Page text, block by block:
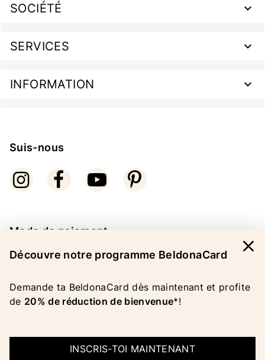
SOCIÉTÉ
SERVICES
INFORMATION
Suis-nous
Mode de paiement
MENTIONS LEGALES|CGV|PROTECTION DES
Découvre notre programme BeldonaCard
Demande ta BeldonaCard dès maintenant et profite
de 20% de réduction de bienvenue*!
INSCRIS-TOI MAINTENANT
close